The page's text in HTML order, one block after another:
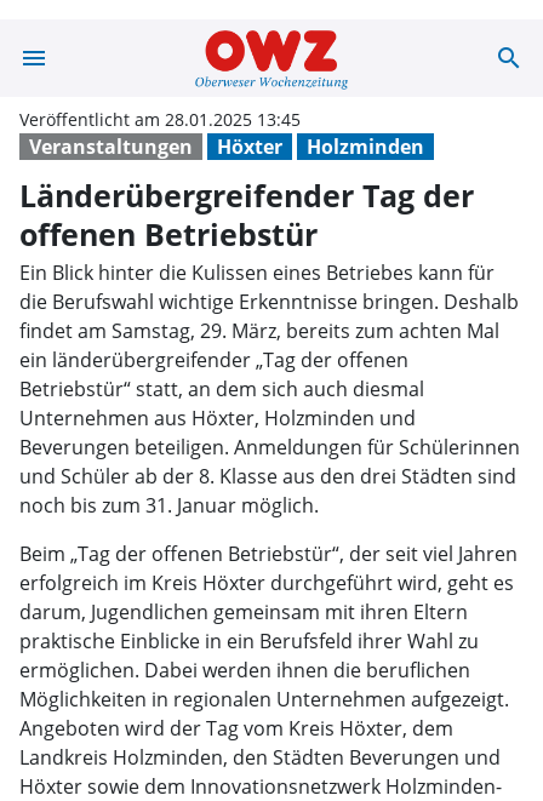
menu search
Veranstaltungen Höxter Holzminden
Veröffentlicht am 28.01.2025 13:45
Länderübergreifender Tag der
offenen Betriebstür
Ein Blick hinter die Kulissen eines Betriebes kann für
die Berufswahl wichtige Erkenntnisse bringen. Deshalb
findet am Samstag, 29. März, bereits zum achten Mal
ein länderübergreifender „Tag der offenen
Betriebstür“ statt, an dem sich auch diesmal
Unternehmen aus Höxter, Holzminden und
Beverungen beteiligen. Anmeldungen für Schülerinnen
und Schüler ab der 8. Klasse aus den drei Städten sind
noch bis zum 31. Januar möglich.
Beim „Tag der offenen Betriebstür“, der seit viel Jahren
erfolgreich im Kreis Höxter durchgeführt wird, geht es
darum, Jugendlichen gemeinsam mit ihren Eltern
praktische Einblicke in ein Berufsfeld ihrer Wahl zu
ermöglichen. Dabei werden ihnen die beruflichen
Möglichkeiten in regionalen Unternehmen aufgezeigt.
Angeboten wird der Tag vom Kreis Höxter, dem
Landkreis Holzminden, den Städten Beverungen und
Höxter sowie dem Innovationsnetzwerk Holzminden-